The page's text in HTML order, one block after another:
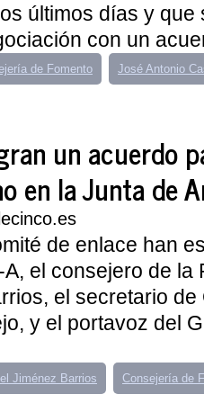
últimos días y que
con un
de Fomento José Antonio
un acuerdo
en la Junta de
de enlace han
el consejero de la
el secretario
y el portavoz del
Jiménez Barrios Consejería de